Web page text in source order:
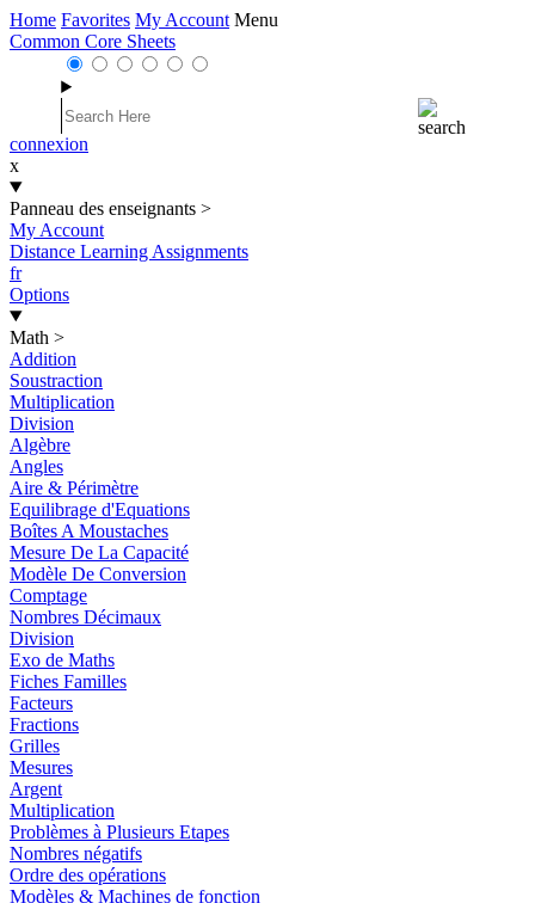
Home Favorites My Account Menu
Common Core Sheets
connexion
x
Panneau des enseignants >
My Account
Distance Learning Assignments
fr
Options
Math >
Addition
Soustraction
Multiplication
Division
Algèbre
Angles
Aire & Périmètre
Equilibrage d'Equations
Boîtes A Moustaches
Mesure De La Capacité
Modèle De Conversion
Comptage
Nombres Décimaux
Division
Exo de Maths
Fiches Familles
Facteurs
Fractions
Grilles
Mesures
Argent
Multiplication
Problèmes à Plusieurs Etapes
Nombres négatifs
Ordre des opérations
Modèles & Machines de fonction